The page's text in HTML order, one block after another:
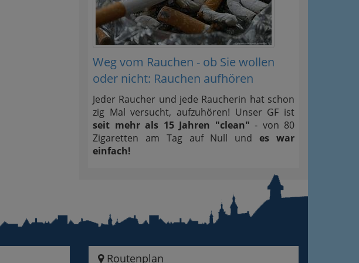
Weg vom Rauchen - ob Sie wollen
oder nicht: Rauchen aufhören
Jeder Raucher und jede Raucherin hat schon
zig Mal versucht, aufzuhören! Unser GF ist
seit mehr als 15 Jahren "clean" - von 80
Zigaretten am Tag auf Null undes war
einfach!
Routenplan